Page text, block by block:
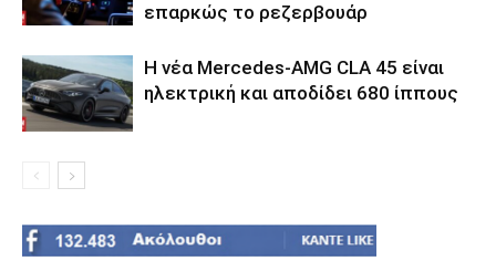
επαρκώς το ρεζερβουάρ
Η νέα Mercedes-AMG CLA 45 είναι
ηλεκτρική και αποδίδει 680 ίππους